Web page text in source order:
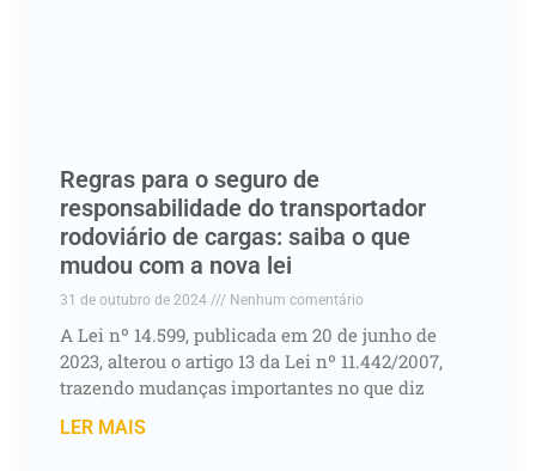
Regras para o seguro de
responsabilidade do transportador
rodoviário de cargas: saiba o que
mudou com a nova lei
31 de outubro de 2024 Nenhum comentário
A Lei nº 14.599, publicada em 20 de junho de
2023, alterou o artigo 13 da Lei nº 11.442/2007,
trazendo mudanças importantes no que diz
LER MAIS